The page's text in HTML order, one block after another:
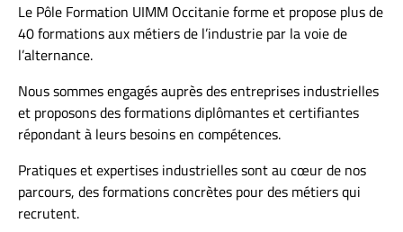
Le Pôle Formation UIMM Occitanie forme et propose plus de
40 formations aux métiers de l’industrie par la voie de
l’alternance.
Nous sommes engagés auprès des entreprises industrielles
et proposons des formations diplômantes et certifiantes
répondant à leurs besoins en compétences.
Pratiques et expertises industrielles sont au cœur de nos
parcours, des formations concrètes pour des métiers qui
recrutent.